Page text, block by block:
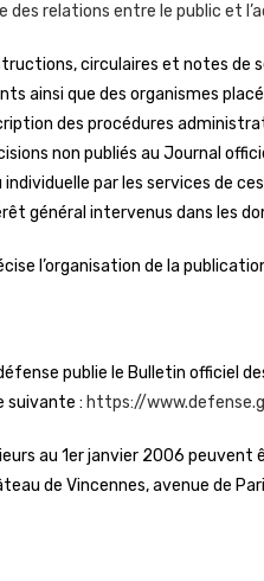
des relations entre le public et
circulaires et notes de
ainsi que des organismes
des procédures
non publiés au Journal
par les services de
général intervenus dans les
l’organisation de la
publie le Bulletin officiel
suivante : https://
au 1er janvier 2006
de Vincennes, avenue de